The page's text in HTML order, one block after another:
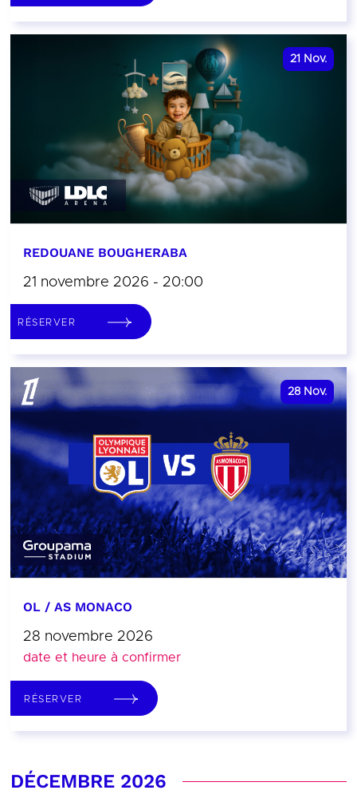
21 Nov.
REDOUANE BOUGHERABA
21 novembre 2026 - 20:00
RÉSERVER
28 Nov.
OL / AS MONACO
28 novembre 2026
date et heure à confirmer
RÉSERVER
DÉCEMBRE 2026